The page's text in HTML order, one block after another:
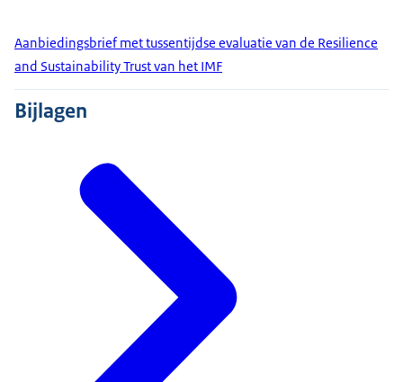
Aanbiedingsbrief met tussentijdse evaluatie van de Resilience
and Sustainability Trust van het IMF
Bijlagen